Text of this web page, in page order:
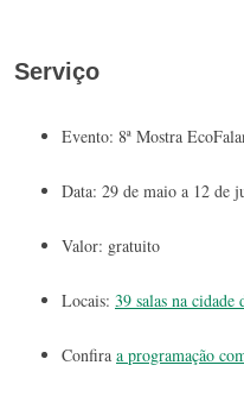
Serviço
Evento: 8ª Mostra
Data: 29 de maio a 12 de
Valor: gratuito
Locais: 39 salas na cidade
Confira a programação